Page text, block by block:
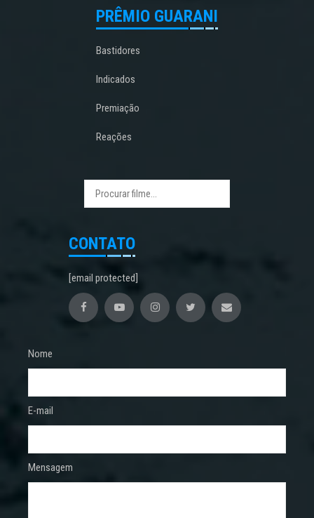
PRÊMIO GUARANI
Bastidores
Indicados
Premiação
Reações
CONTATO
[email protected]
Nome
E-mail
Mensagem